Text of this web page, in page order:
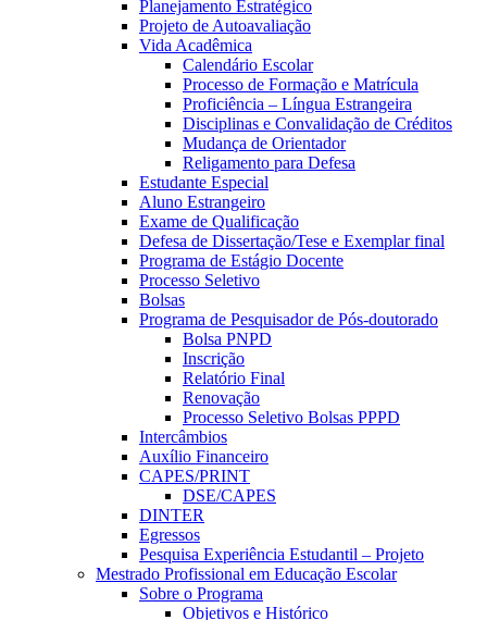
Planejamento Estratégico
Projeto de Autoavaliação
Vida Acadêmica
Calendário Escolar
Processo de Formação e Matrícula
Proficiência – Língua Estrangeira
Disciplinas e Convalidação de Créditos
Mudança de Orientador
Religamento para Defesa
Estudante Especial
Aluno Estrangeiro
Exame de Qualificação
Defesa de Dissertação/Tese e Exemplar final
Programa de Estágio Docente
Processo Seletivo
Bolsas
Programa de Pesquisador de Pós-doutorado
Bolsa PNPD
Inscrição
Relatório Final
Renovação
Processo Seletivo Bolsas PPPD
Intercâmbios
Auxílio Financeiro
CAPES/PRINT
DSE/CAPES
DINTER
Egressos
Pesquisa Experiência Estudantil – Projeto
Mestrado Profissional em Educação Escolar
Sobre o Programa
Objetivos e Histórico